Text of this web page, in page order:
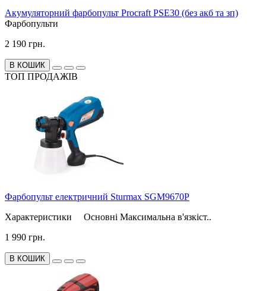
Акумуляторний фарбопульт Procraft PSE30 (без акб та зп)
Фарбопульти
2 190 грн.
В КОШИК
ТОП ПРОДАЖІВ
Фарбопульт електричний Sturmax SGM9670P
Характеристики Основні Максимальна в'язкіст..
1 990 грн.
В КОШИК